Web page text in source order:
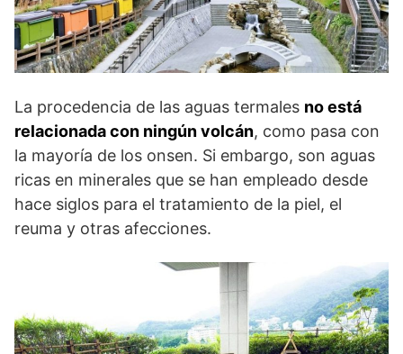
La procedencia de las aguas termales no está
relacionada con ningún volcán, como pasa con
la mayoría de los onsen. Si embargo, son aguas
ricas en minerales que se han empleado desde
hace siglos para el tratamiento de la piel, el
reuma y otras afecciones.